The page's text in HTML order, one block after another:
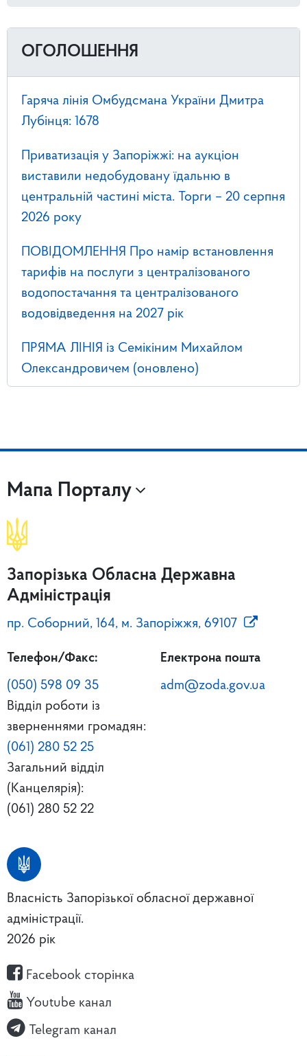
ОГОЛОШЕННЯ
Гаряча лінія Омбудсмана України Дмитра
Лубінця: 1678
Приватизація у Запоріжжі: на аукціон
виставили недобудовану їдальню в
центральній частині міста. Торги – 20 серпня
2026 року
ПОВІДОМЛЕННЯ Про намір встановлення
тарифів на послуги з централізованого
водопостачання та централізованого
водовідведення на 2027 рік
ПРЯМА ЛІНІЯ із Семікіним Михайлом
Олександровичем (оновлено)
Мапа Порталу
Запорізька Обласна Державна
Адміністрація
пр. Соборний, 164, м. Запоріжжя, 69107
Телефон/Факс:
(050) 598 09 35
Відділ роботи із
зверненнями громадян:
(061) 280 52 25
Загальний відділ
(Канцелярія):
(061) 280 52 22
Електрона пошта
adm@zoda.gov.ua
Власність Запорізької обласної державної
адміністрації.
2026 рік
Facebook сторінка
Youtube канал
Telegram канал